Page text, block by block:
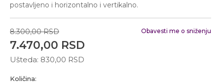
postavljeno i horizontalno i vertikalno.
8.300,00 RSD
7.470,00 RSD
Ušteda: 830,00 RSD
Obavesti me o sniženju
Količina: